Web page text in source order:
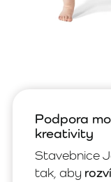
Podpora
kreativity
Stavebnice
tak, aby